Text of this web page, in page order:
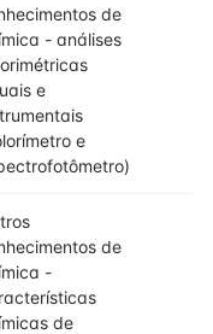
de
- análises
e
e
de
-
de